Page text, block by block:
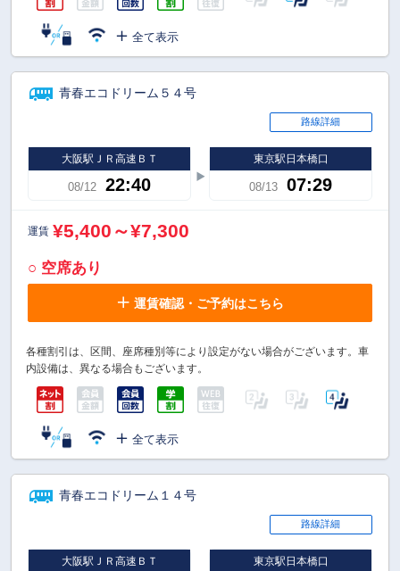
全て表示
青春エコドリーム５４号
路線詳細
大阪駅ＪＲ高速ＢＴ
08/12 22:40
東京駅日本橋口
08/13 07:29
運賃 ¥5,400～¥7,300
○ 空席あり
運賃確認・ご予約はこちら
各種割引は、区間、座席種別等により設定がない場合がございます。車
内設備は、異なる場合もございます。
全て表示
青春エコドリーム１４号
路線詳細
大阪駅ＪＲ高速ＢＴ 東京駅日本橋口